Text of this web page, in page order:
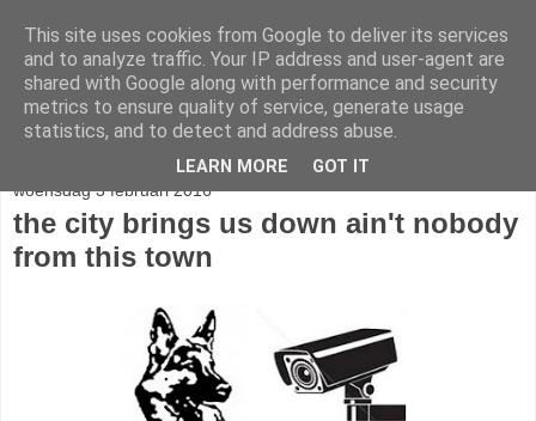
stereo
woensdag 3 februari 2016
the city brings us down ain't nobody
from this town
This site uses cookies from Google to deliver its services
and to analyze traffic. Your IP address and user-agent are
shared with Google along with performance and security
metrics to ensure quality of service, generate usage
statistics, and to detect and address abuse.
LEARN MORE GOT IT